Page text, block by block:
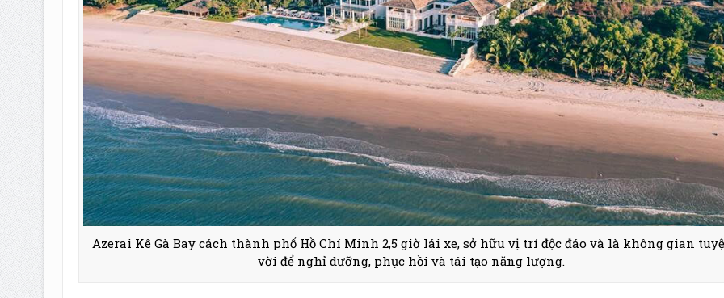
Azerai Kê Gà Bay cách thành phố Hồ Chí Minh 2,5 giờ lái xe, sở hữu vị trí độc đáo và là không gian
vời để nghỉ dưỡng, phục hồi và tái tạo năng lượng.